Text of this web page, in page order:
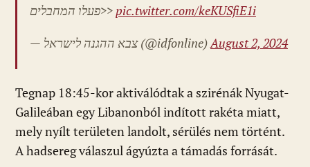
פעלו המחבלים>> pic.twitter.com/keKUSfiE1i
— צבא ההגנה לישראל (@idfonline)August 2, 2024
Tegnap 18:45-kor aktiválódtak a szirénák Nyugat-
Galileában egy Libanonból indított rakéta miatt,
mely nyílt területen landolt, sérülés nem történt.
A hadsereg válaszul ágyúzta a támadás forrását.